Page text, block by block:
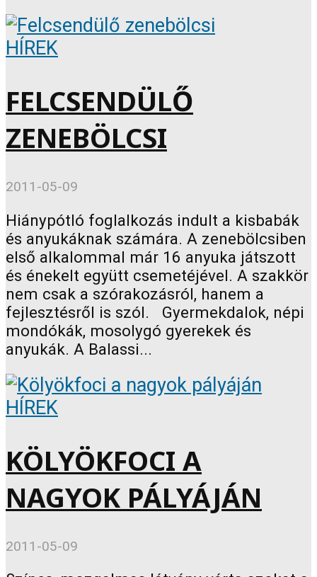
HÍREK
FELCSENDÜLŐ
ZENEBÖLCSI
2011-05-09
Hiánypótló foglalkozás indult a kisbabák
és anyukáknak számára. A zenebölcsiben
első alkalommal már 16 anyuka játszott
és énekelt együtt csemetéjével. A szakkör
nem csak a szórakozásról, hanem a
fejlesztésről is szól. Gyermekdalok, népi
mondókák, mosolygó gyerekek és
anyukák. A Balassi...
HÍREK
KÖLYÖKFOCI A
NAGYOK PÁLYÁJÁN
2011-05-09